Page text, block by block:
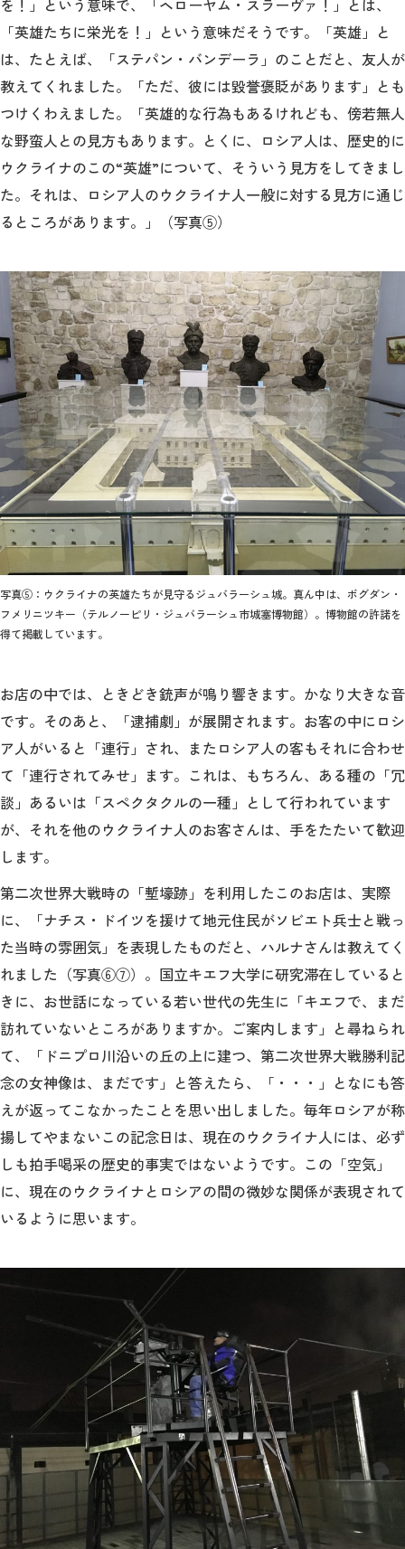
「英雄たちに栄光を！」という意味だそうです。「英雄」と
は、たとえば、「ステパン・バンデーラ」のことだと、友人が
教えてくれました。「ただ、彼には毀誉褒貶があります」とも
つけくわえました。「英雄的な行為もあるけれども、傍若無人
な野蛮人との見方もあります。とくに、ロシア人は、歴史的に
ウクライナのこの“英雄”について、そういう見方をしてきまし
た。それは、ロシア人のウクライナ人一般に対する見方に通じ
るところがあります。」（写真⑤）
写真⑤：ウクライナの英雄たちが見守るジュバラーシュ城。真ん中は、ボグダン・
フメリニツキー（テルノーピリ・ジュバラーシュ市城塞博物館）。博物館の許諾を
得て掲載しています。
お店の中では、ときどき銃声が鳴り響きます。かなり大きな音
です。そのあと、「逮捕劇」が展開されます。お客の中にロシ
ア人がいると「連行」され、またロシア人の客もそれに合わせ
て「連行されてみせ」ます。これは、もちろん、ある種の「冗
談」あるいは「スペクタクルの一種」として行われています
が、それを他のウクライナ人のお客さんは、手をたたいて歓迎
します。
第二次世界大戦時の「塹壕跡」を利用したこのお店は、実際
に、「ナチス・ドイツを援けて地元住民がソビエト兵士と戦っ
た当時の雰囲気」を表現したものだと、ハルナさんは教えてく
れました（写真⑥⑦）。国立キエフ大学に研究滞在していると
きに、お世話になっている若い世代の先生に「キエフで、まだ
訪れていないところがありますか。ご案内します」と尋ねられ
て、「ドニプロ川沿いの丘の上に建つ、第二次世界大戦勝利記
念の女神像は、まだです」と答えたら、「・・・」となにも答
えが返ってこなかったことを思い出しました。毎年ロシアが称
揚してやまないこの記念日は、現在のウクライナ人には、必ず
しも拍手喝采の歴史的事実ではないようです。この「空気」
に、現在のウクライナとロシアの間の微妙な関係が表現されて
いるように思います。